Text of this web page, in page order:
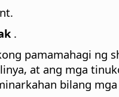
.
pamamahagi ng
at ang mga
bilang